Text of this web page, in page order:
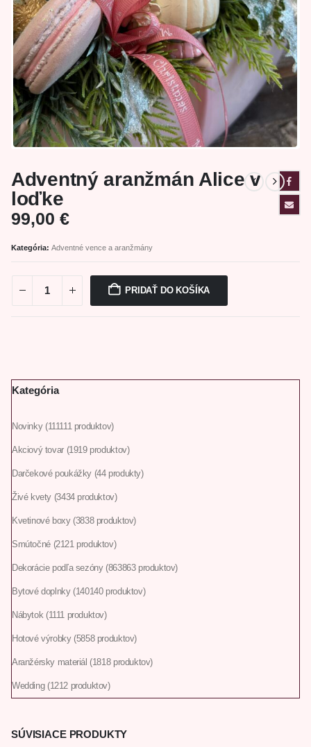
Adventný aranžmán Alice v
loďke
99,00 €
Kategória: Adventné vence a aranžmány
PRIDAŤ DO KOŠÍKA
Kategória
Novinky 111111 produktov
Akciový tovar 1919 produktov
Darčekové poukážky 44 produkty
Živé kvety 3434 produktov
Kvetinové boxy 3838 produktov
Smútočné 2121 produktov
Dekorácie podľa sezóny 863863 produktov
Bytové doplnky 140140 produktov
Nábytok 1111 produktov
Hotové výrobky 5858 produktov
Aranžérsky materiál 1818 produktov
Wedding 1212 produktov
SÚVISIACE PRODUKTY